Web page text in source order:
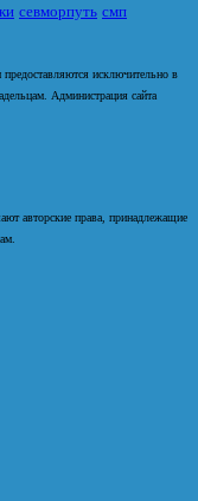
севморпуть смп
исключительно в
Администрация сайта
авторские права, принадлежащие